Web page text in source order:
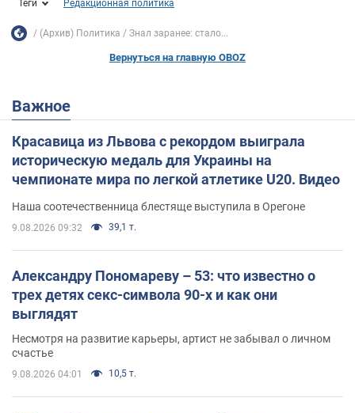
Теги Редакционная политика
(Архив) Политика Знал заранее: стало...
Вернуться на главную OBOZ
Важное
Красавица из Львова с рекордом выиграла
историческую медаль для Украины на
чемпионате мира по легкой атлетике U20. Видео
Наша соотечественница блестяще выступила в Орегоне
9.08.2026 09:32 39,1 т.
Александру Пономареву – 53: что известно о
трех детях секс-символа 90-х и как они
выглядят
Несмотря на развитие карьеры, артист не забывал о личном
счастье
9.08.2026 04:01 10,5 т.